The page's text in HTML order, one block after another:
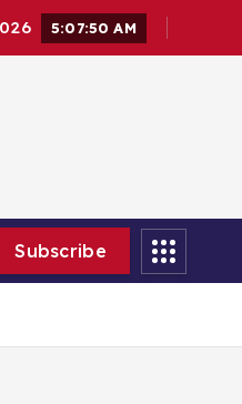
5:07:51 AM
Subscribe